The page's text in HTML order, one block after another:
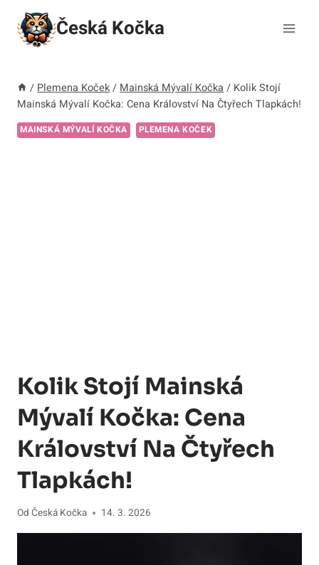
Přeskočit
obsah
Česká Kočka
/ Plemena Koček / Mainská Mývalí Kočka / Kolik Stojí
Mainská Mývalí Kočka: Cena Království Na Čtyřech Tlapkách!
MAINSKÁ MÝVALÍ KOČKA PLEMENA KOČEK
Kolik Stojí Mainská
Mývalí Kočka: Cena
Království Na Čtyřech
Tlapkách!
Od Česká Kočka 14. 3. 2026